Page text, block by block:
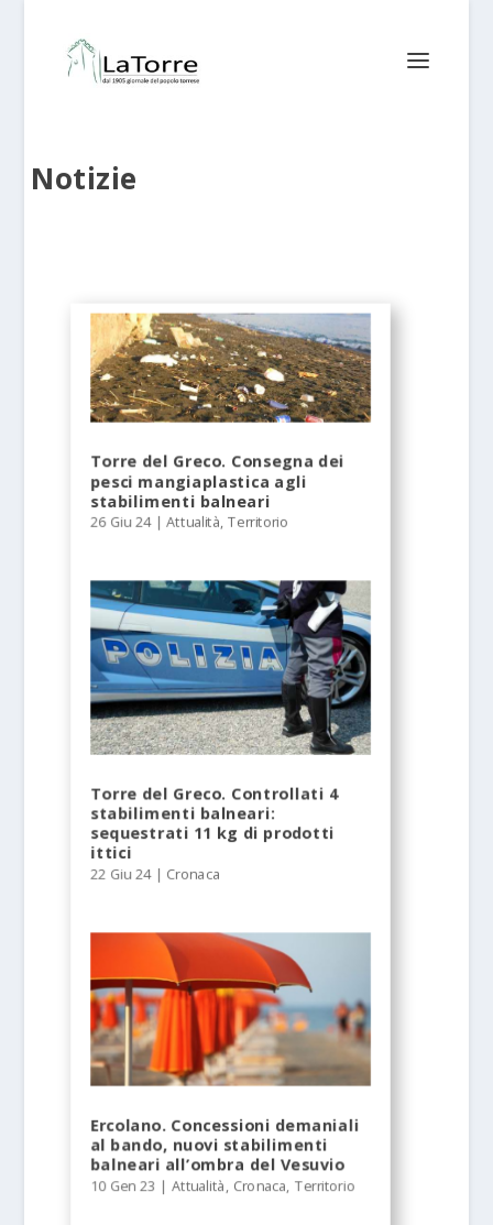
Notizie
Torre del Greco. Consegna dei
pesci mangiaplastica agli
stabilimenti balneari
26 Giu 24|Attualità,Territorio
Torre del Greco. Controllati 4
stabilimenti balneari:
sequestrati 11 kg di prodotti
ittici
22 Giu 24| Cronaca
Ercolano. Concessioni demaniali
al bando, nuovi stabilimenti
balneari all’ombra del Vesuvio
10 Gen 23 |Attualità, Cronaca, Territorio